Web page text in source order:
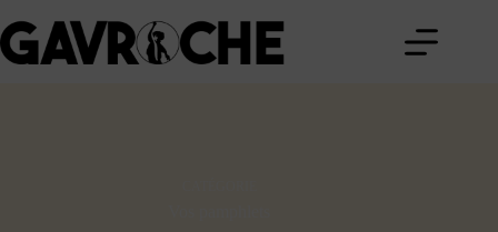
au
contenu